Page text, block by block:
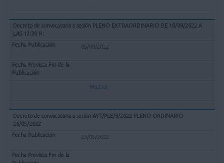
Decreto de convocatoria a sesión PLENO EXTRAORDINARIO DE 10/08/2022 A
LAS 13:30 H.
05/08/2022
Mostrar
Decreto de convocatoria a sesión AYT/PLE/9/2022 PLENO ORDINARIO
26/05/2022
23/05/2022